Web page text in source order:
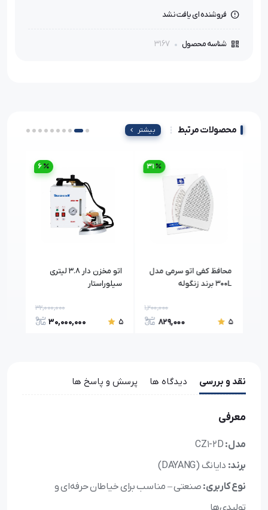
فروشنده ای یافت نشد
شناسه محصول 3167
محصولات مرتبط بیشتر
محافظ کفی اتو سرمی مدل
300L برند زنگوله
5
1,200,000
829,000
31
اتو مخزن دار 3.8 لیتری
سیلوراستار
5
32,000,000
30,000,000
6
نقد و بررسی دیدگاه ها پرسش و پاسخ ها
معرفی
مدل:
برند: دایانگ (DAYANG)
نوع کاربری: صنعتی – مناسب برای خیاطان حرفه‌ای و
تولیدی‌ها